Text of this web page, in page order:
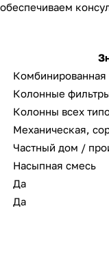
Комбинированная
Колонные
Колонны всех
Механическая,
Частный дом /
Насыпная смесь
Да
Да